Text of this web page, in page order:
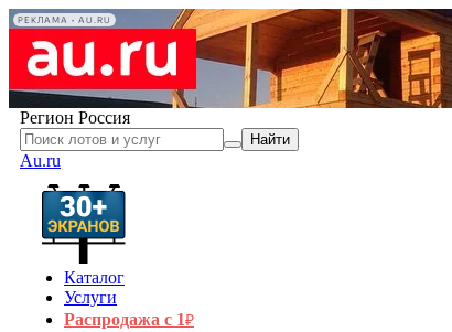
РЕКЛАМА • AU.RU
Регион Россия
Найти
Au.ru
Каталог
Услуги
Распродажа с 1₽